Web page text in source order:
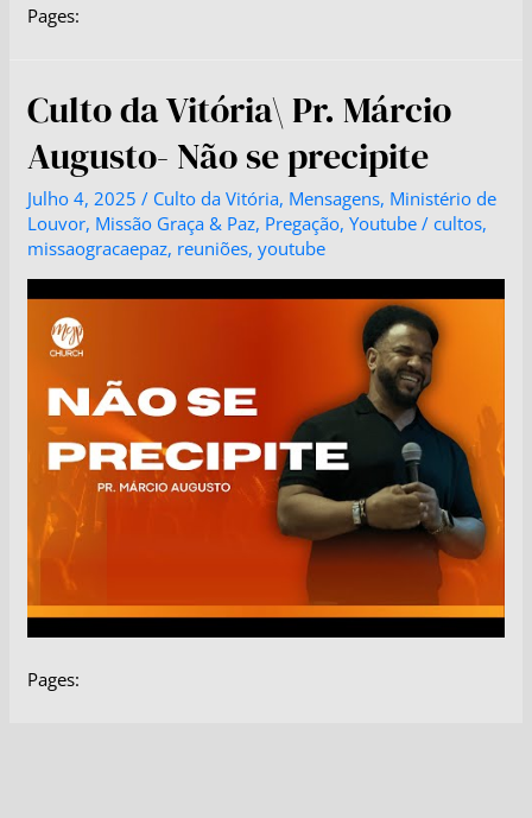
Pages:
Culto da Vitória\ Pr. Márcio
Augusto- Não se precipite
Julho 4, 2025 / Culto da Vitória, Mensagens, Ministério de
Louvor, Missão Graça & Paz, Pregação,Youtube /cultos,
missaogracaepaz, reuniões,youtube
Pages: